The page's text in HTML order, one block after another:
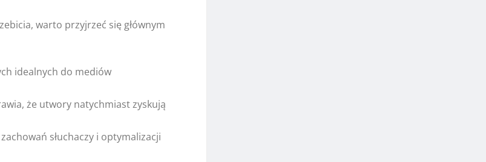
warto przyjrzeć się głównym
idealnych do mediów
że utwory natychmiast zyskują
słuchaczy i optymalizacji